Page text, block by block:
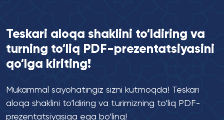
Teskari aloqa shaklini to‘ldiring va
turning to‘liq PDF-prezentatsiyasini
qo‘lga kiriting!
Mukammal sayohatingiz sizni kutmoqda! Teskari
aloqa shaklini to‘ldiring va turimizning to‘liq PDF-
prezentatsiyasiga ega bo‘ling!